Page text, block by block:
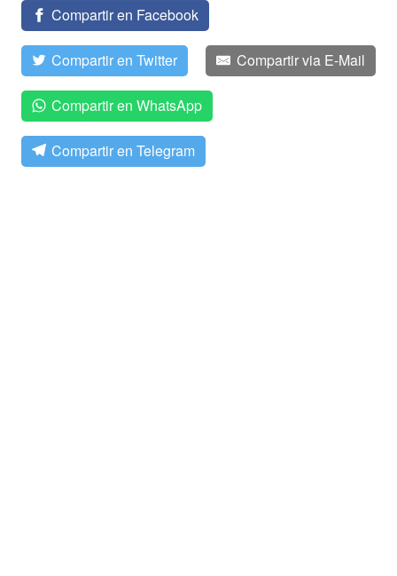
Compartir en Facebook
Compartir en Twitter Compartir via E-Mail
Compartir en WhatsApp
Compartir en Telegram